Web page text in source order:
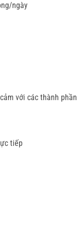
ngày
với các thành
tiếp